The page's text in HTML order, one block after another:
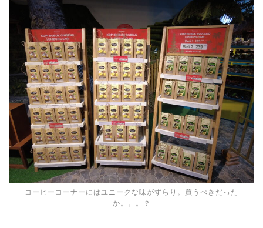
コーヒーコーナーにはユニークな味がずらり。買うべきだった
か。。。？